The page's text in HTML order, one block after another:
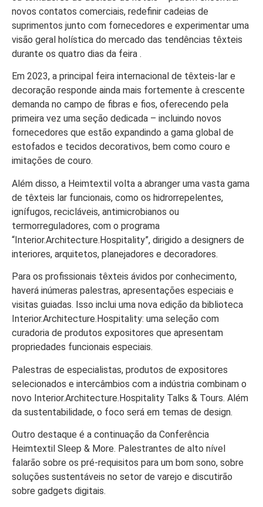
novos contatos comerciais, redefinir cadeias de
suprimentos junto com fornecedores e experimentar uma
visão geral holística do mercado das tendências têxteis
durante os quatro dias da feira .
Em 2023, a principal feira internacional de têxteis-lar e
decoração responde ainda mais fortemente à crescente
demanda no campo de fibras e fios, oferecendo pela
primeira vez uma seção dedicada – incluindo novos
fornecedores que estão expandindo a gama global de
estofados e tecidos decorativos, bem como couro e
imitações de couro.
Além disso, a Heimtextil volta a abranger uma vasta gama
de têxteis lar funcionais, como os hidrorrepelentes,
ignífugos, recicláveis, antimicrobianos ou
termorreguladores, com o programa
“Interior.Architecture.Hospitality”, dirigido a designers de
interiores, arquitetos, planejadores e decoradores.
Para os profissionais têxteis ávidos por conhecimento,
haverá inúmeras palestras, apresentações especiais e
visitas guiadas. Isso inclui uma nova edição da biblioteca
Interior.Architecture.Hospitality: uma seleção com
curadoria de produtos expositores que apresentam
propriedades funcionais especiais.
Palestras de especialistas, produtos de expositores
selecionados e intercâmbios com a indústria combinam o
novo Interior.Architecture.Hospitality Talks & Tours. Além
da sustentabilidade, o foco será em temas de design.
Outro destaque é a continuação da Conferência
Heimtextil Sleep & More. Palestrantes de alto nível
falarão sobre os pré-requisitos para um bom sono, sobre
soluções sustentáveis no setor de varejo e discutirão
sobre gadgets digitais.